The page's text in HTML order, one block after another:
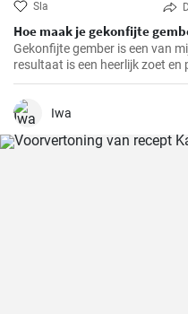
Sla
Hoe maak je gekonfijte
Gekonfijte gember is een van
resultaat is een heerlijk zoet
eens goed is voor je
smaakt veel beter dan de
maken, je hebt alleen een
Iwa